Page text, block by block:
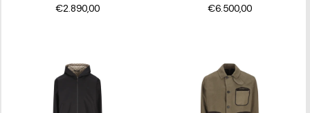
€2.890,00
€6.500,00